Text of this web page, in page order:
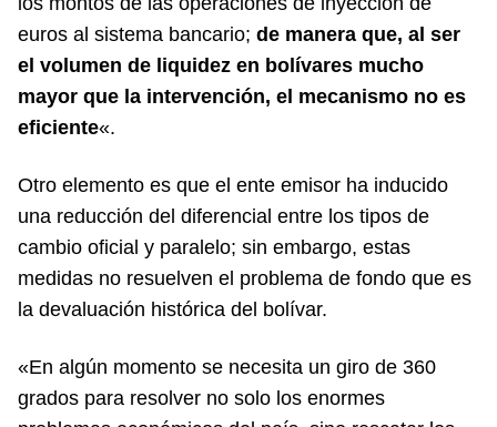
euros al sistema bancario; de manera que, al ser
el volumen de liquidez en bolívares mucho
mayor que la intervención, el mecanismo no es
eficiente«.
Otro elemento es que el ente emisor ha inducido
una reducción del diferencial entre los tipos de
cambio oficial y paralelo; sin embargo, estas
medidas no resuelven el problema de fondo que es
la devaluación histórica del bolívar.
«En algún momento se necesita un giro de 360
grados para resolver no solo los enormes